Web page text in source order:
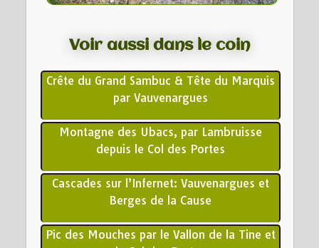
Voir aussi dans le coin
Crête du Grand Sambuc & Tête du Marquis
par Vauvenargues
Montagne des Ubacs, par Lambruisse
depuis le Col des Portes
Cascades sur l’Infernet: Vauvenargues et
Berges de la Cause
Pic des Mouches par le Vallon de la Tine et